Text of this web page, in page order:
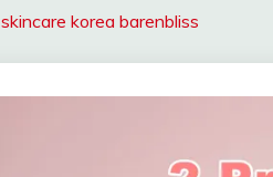
skincare korea barenbliss